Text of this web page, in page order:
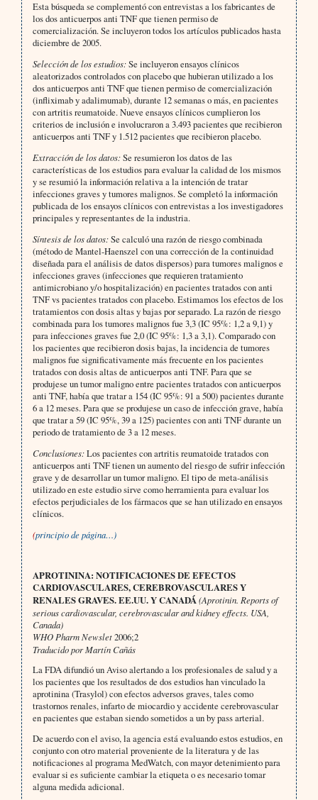
Esta búsqueda se complementó con entrevistas a los fabricantes de
los dos anticuerpos anti TNF que tienen permiso de
comercialización. Se incluyeron todos los artículos publicados hasta
diciembre de 2005.
Selección de los estudios:Se incluyeron ensayos clínicos
aleatorizados controlados con placebo que hubieran utilizado a los
dos anticuerpos anti TNF que tienen permiso de comercialización
(infliximab y adalimumab), durante 12 semanas o más, en pacientes
con artritis reumatoide. Nueve ensayos clínicos cumplieron los
criterios de inclusión e involucraron a 3.493 pacientes que recibieron
anticuerpos anti TNF y 1.512 pacientes que recibieron placebo.
Extracción de los datos:Se resumieron los datos de las
características de los estudios para evaluar la calidad de los mismos
y se resumió la información relativa a la intención de tratar
infecciones graves y tumores malignos. Se completó la información
publicada de los ensayos clínicos con entrevistas a los investigadores
principales y representantes de la industria.
Síntesis de los datos:Se calculó una razón de riesgo combinada
(método de Mantel-Haenszel con una corrección de la continuidad
diseñada para el análisis de datos dispersos) para tumores malignos e
infecciones graves (infecciones que requieren tratamiento
antimicrobiano y/o hospitalización) en pacientes tratados con anti
TNF vs pacientes tratados con placebo. Estimamos los efectos de los
tratamientos con dosis altas y bajas por separado. La razón de riesgo
combinada para los tumores malignos fue 3,3 (IC 95%: 1,2 a 9,1) y
para infecciones graves fue 2,0 (IC 95%: 1,3 a 3,1). Comparado con
los pacientes que recibieron dosis bajas, la incidencia de tumores
malignos fue significativamente más frecuente en los pacientes
tratados con dosis altas de anticuerpos anti TNF. Para que se
produjese un tumor maligno entre pacientes tratados con anticuerpos
anti TNF, había que tratar a 154 (IC 95%: 91 a 500) pacientes durante
6 a 12 meses. Para que se produjese un caso de infección grave, había
que tratar a 59 (IC 95%, 39 a 125) pacientes con anti TNF durante un
periodo de tratamiento de 3 a 12 meses.
Conclusiones:Los pacientes con artritis reumatoide tratados con
anticuerpos anti TNF tienen un aumento del riesgo de sufrir infección
grave y de desarrollar un tumor maligno. El tipo de meta-análisis
utilizado en este estudio sirve como herramienta para evaluar los
efectos perjudiciales de los fármacos que se han utilizado en ensayos
clínicos.
(principio de página…)
APROTININA: NOTIFICACIONES DE EFECTOS
CARDIOVASCULARES, CEREBROVASCULARES Y
RENALES GRAVES. EE.UU. Y CANADÁ(Aprotinin. Reports of
serious cardiovascular, cerebrovascular and kidney effects. USA,
Canada)
WHO Pharm Newslet2006;2
Traducido por Martín Cañás
La FDA difundió un Aviso alertando a los profesionales de salud y a
los pacientes que los resultados de dos estudios han vinculado la
aprotinina (Trasylol) con efectos adversos graves, tales como
trastornos renales, infarto de miocardio y accidente cerebrovascular
en pacientes que estaban siendo sometidos a un by pass arterial.
De acuerdo con el aviso, la agencia está evaluando estos estudios, en
conjunto con otro material proveniente de la literatura y de las
notificaciones al programa MedWatch, con mayor detenimiento para
evaluar si es suficiente cambiar la etiqueta o es necesario tomar
alguna medida adicional.